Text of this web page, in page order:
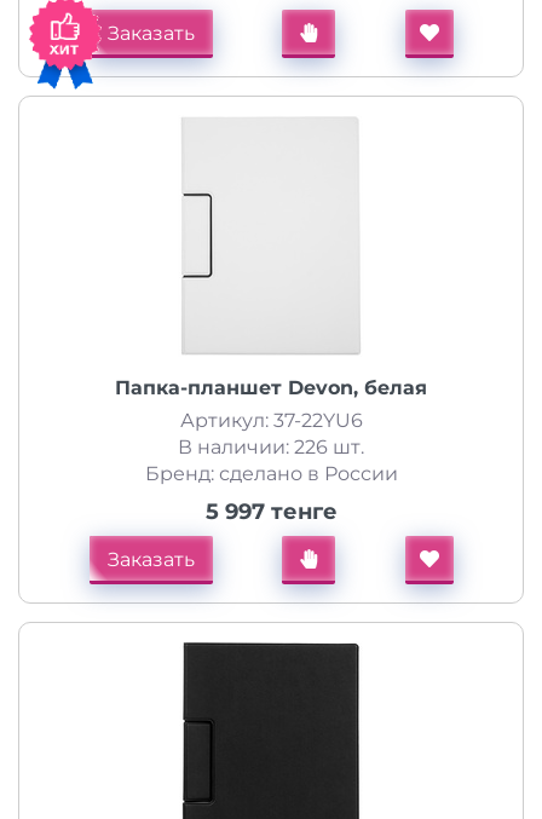
Заказать
Папка-планшет Devon, белая
Артикул: 37-22YU6
В наличии: 226 шт.
Бренд: сделано в России
5 997 тенге
Заказать